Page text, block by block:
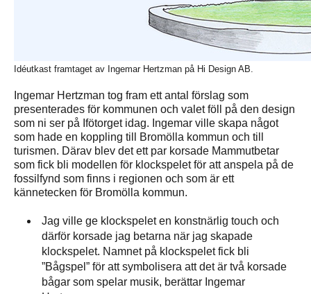
Idéutkast framtaget av Ingemar Hertzman på Hi Design AB.
Ingemar Hertzman tog fram ett antal förslag som
presenterades för kommunen och valet föll på den design
som ni ser på Ifötorget idag. Ingemar ville skapa något
som hade en koppling till Bromölla kommun och till
turismen. Därav blev det ett par korsade Mammutbetar
som fick bli modellen för klockspelet för att anspela på de
fossilfynd som finns i regionen och som är ett
kännetecken för Bromölla kommun.
Jag ville ge klockspelet en konstnärlig touch och
därför korsade jag betarna när jag skapade
klockspelet. Namnet på klockspelet fick bli
”Bågspel” för att symbolisera att det är två korsade
bågar som spelar musik, berättar Ingemar